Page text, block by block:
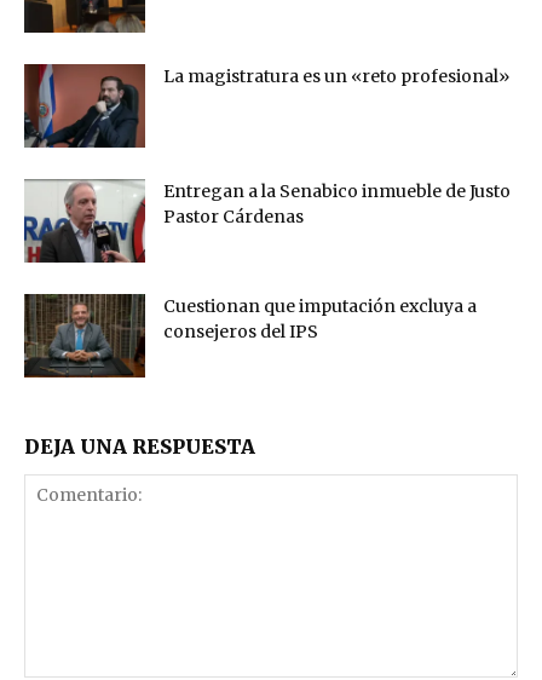
La magistratura es un «reto profesional»
Entregan a la Senabico inmueble de Justo
Pastor Cárdenas
Cuestionan que imputación excluya a
consejeros del IPS
DEJA UNA RESPUESTA